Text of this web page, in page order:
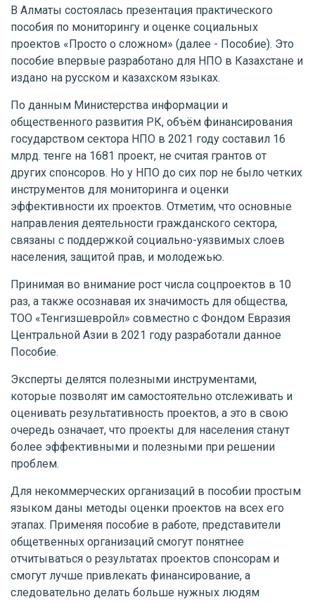
В Алматы состоялась презентация практического
пособия по мониторингу и оценке социальных
проектов «Просто о сложном» (далее - Пособие). Это
пособие впервые разработано для НПО в Казахстане и
издано на русском и казахском языках.
По данным Министерства информации и
общественного развития РК, объём финансирования
государством сектора НПО в 2021 году составил 16
млрд. тенге на 1681 проект, не считая грантов от
других спонсоров. Но у НПО до сих пор не было четких
инструментов для мониторинга и оценки
эффективности их проектов. Отметим, что основные
направления деятельности гражданского сектора,
связаны с поддержкой социально-уязвимых слоев
населения, защитой прав, и молодежью.
Принимая во внимание рост числа соцпроектов в 10
раз, а также осознавая их значимость для общества,
ТОО «Тенгизшевройл» совместно с Фондом Евразия
Центральной Азии в 2021 году разработали данное
Пособие.
Эксперты делятся полезными инструментами,
которые позволят им самостоятельно отслеживать и
оценивать результативность проектов, а это в свою
очередь означает, что проекты для населения станут
более эффективными и полезными при решении
проблем.
Для некоммерческих организаций в пособии простым
языком даны методы оценки проектов на всех его
этапах. Применяя пособие в работе, представители
общетвенных организаций смогут понятнее
отчитываться о результатах проектов спонсорам и
смогут лучше привлекать финансирование, а
следовательно делать больше нужных людям